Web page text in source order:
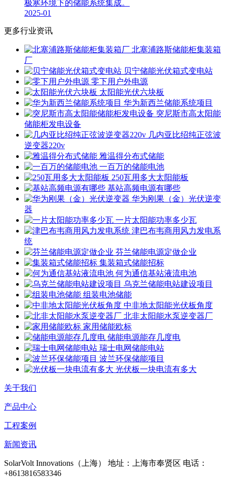
极寒环境下的储能系统集成。
2025-01
更多行业资讯
北塞浦路斯储能柜集装箱
厂
贝宁储能光伏箱式变电站
零下用户外电源
太阳能光伏六块板
华为新西兰储能系统项目
突尼斯市高太阳能
储能柜发电设备
几内亚比绍纯正弦波
逆变器220v
雅温得分布式储能
一百万的储能电池
250瓦用多大太阳能板
基站高频电源有哪些
华为刚果（金）光伏逆变
器
一片太阳能功率多少瓦
津巴布韦商用风力发电系
统
芬兰储能电源定做企业
集装箱式储能招标
何为通信基站液流电池
乌克兰储能电站建设项目
组装电池储能
中非地太阳能光伏板角度
北非太阳能水泵逆变器厂
家用储能欧标
储能电源能存几度电
瑞士电网储能电站
波兰环保储能项目
光伏板一块电流有多大
关于我们
产品中心
工程案例
新闻资讯
SolarVolt Innovations（上海） 地址：上海市奉贤区 电话：
+8613816583346